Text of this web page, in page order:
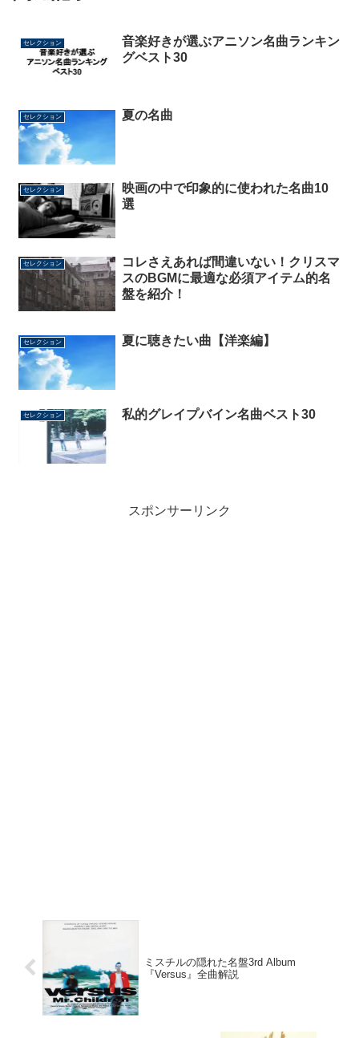
セレクション
音楽好きが選ぶアニソン名曲ランキン
グベスト30
セレクション 夏の名曲
セレクション
映画の中で印象的に使われた名曲10
選
セレクション
コレさえあれば間違いない！クリスマ
スのBGMに最適な必須アイテム的名
盤を紹介！
セレクション 夏に聴きたい曲【洋楽編】
セレクション 私的グレイプバイン名曲ベスト30
スポンサーリンク
ミスチルの隠れた名盤3rd Album
『Versus』全曲解説